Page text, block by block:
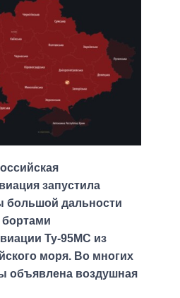
запустила
большой дальности
бортами
Ту-95МС из
моря. Во многих
объявлена воздушная